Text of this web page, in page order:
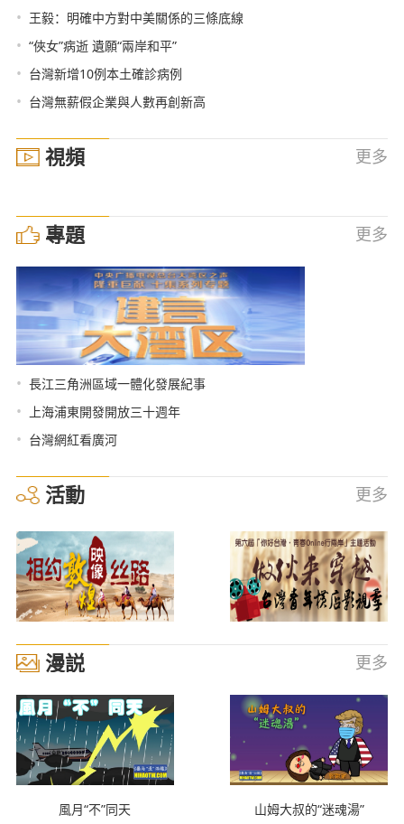
• 王毅：明確中方對中美關係的三條底線
• “俠女”病逝 遺願“兩岸和平”
• 台灣新增10例本土確診病例
• 台灣無薪假企業與人數再創新高
視頻 更多
專題 更多
• 長江三角洲區域一體化發展紀事
• 上海浦東開發開放三十週年
• 台灣網紅看廣河
活動 更多
漫説 更多
風月“不”同天 山姆大叔的“迷魂湯”